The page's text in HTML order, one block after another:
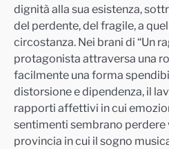
dignità alla sua esistenza,
del perdente, del fragile, a
circostanza. Nei brani di “Un
protagonista attraversa una
facilmente una forma
distorsione e dipendenza, il
rapporti affettivi in cui
sentimenti sembrano perdere
provincia in cui il sogno